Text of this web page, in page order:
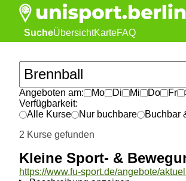
SucheÜbersichtKarteFAQ
Angeboten am: Mo Di Mi Do Fr
Verfügbarkeit:
Alle Kurse
Nur buchbare
Buchbar
2 Kurse gefunden
Kleine Sport- &